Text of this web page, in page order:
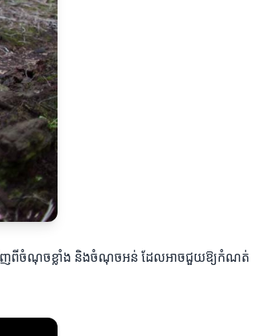
ងឃើញពីចំណុចខ្លាំង និងចំណុចអន់ ដែលអាចជួយឱ្យកំណត់